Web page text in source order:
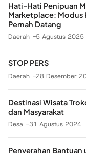
Hati-Hati Penipuan
Marketplace: Modus
Pernah Datang
Daerah 5 Agustus 2025
STOP PERS
Daerah 28 Desember
Destinasi Wisata
dan Masyarakat
Desa 31 Agustus 2024
Penyerahan Bantuan